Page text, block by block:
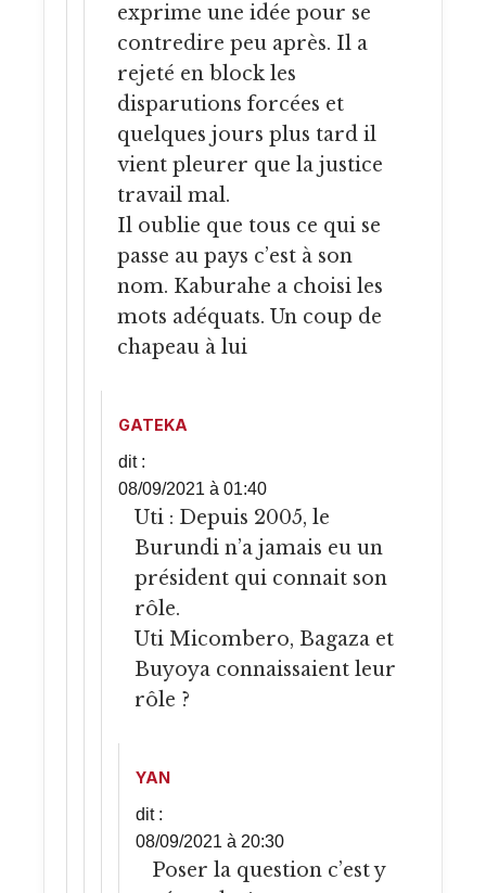
exprime une idée pour se
contredire peu après. Il a
rejeté en block les
disparutions forcées et
quelques jours plus tard il
vient pleurer que la justice
travail mal.
Il oublie que tous ce qui se
passe au pays c’est à son
nom. Kaburahe a choisi les
mots adéquats. Un coup de
chapeau à lui
GATEKA
dit :
08/09/2021 à 01:40
Uti : Depuis 2005, le
Burundi n’a jamais eu un
président qui connait son
rôle.
Uti Micombero, Bagaza et
Buyoya connaissaient leur
rôle ?
YAN
dit :
08/09/2021 à 20:30
Poser la question c’est y